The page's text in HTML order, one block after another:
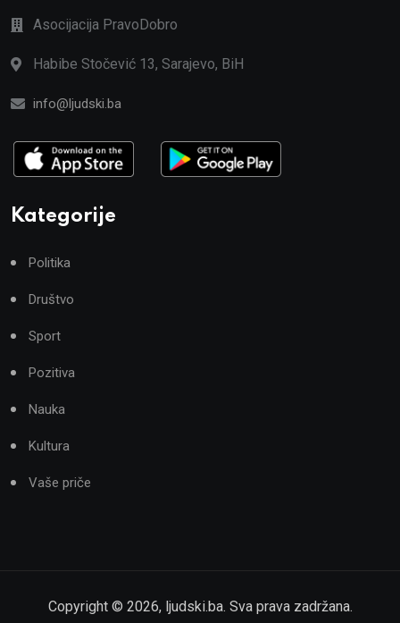
Asocijacija PravoDobro
Habibe Stočević 13, Sarajevo, BiH
info@ljudski.ba
Kategorije
Politika
Društvo
Sport
Pozitiva
Nauka
Kultura
Vaše priče
Copyright © 2026, ljudski.ba. Sva prava zadržana.